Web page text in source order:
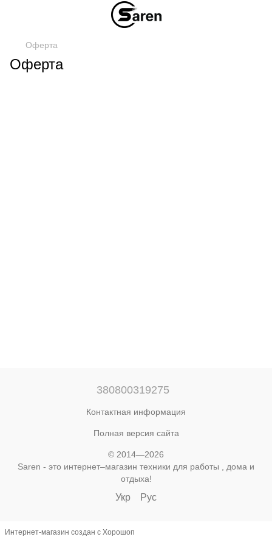
Оферта
Оферта
380800319275
Контактная информация
Полная версия сайта
© 2014—2026
Saren - это интернет–магазин техники для работы , дома и
отдыха!
Укр Рус
Интернет-магазин создан с Хорошоп